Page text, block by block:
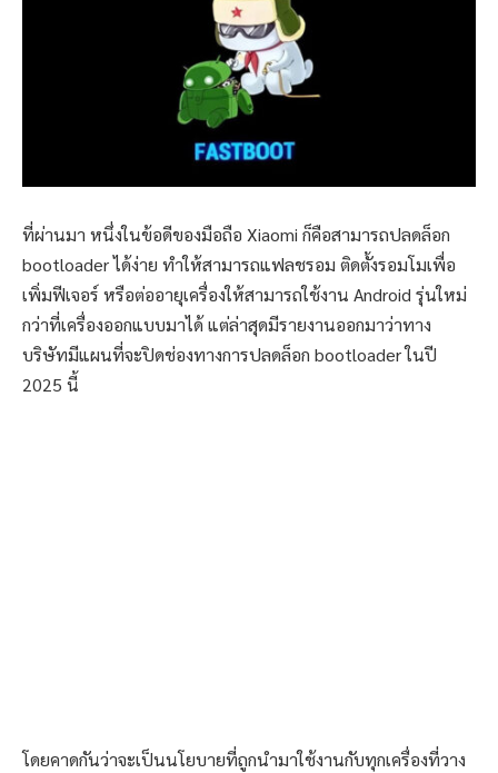
ที่ผ่านมา หนึ่งในข้อดีของมือถือ Xiaomi ก็คือสามารถปลดล็อก
bootloader ได้ง่าย ทำให้สามารถแฟลชรอม ติดตั้งรอมโมเพื่อ
เพิ่มฟีเจอร์ หรือต่ออายุเครื่องให้สามารถใช้งาน Android รุ่นใหม่
กว่าที่เครื่องออกแบบมาได้ แต่ล่าสุดมีรายงานออกมาว่าทาง
บริษัทมีแผนที่จะปิดช่องทางการปลดล็อก bootloader ในปี
2025 นี้
โดยคาดกันว่าจะเป็นนโยบายที่ถูกนำมาใช้งานกับทุกเครื่องที่วาง